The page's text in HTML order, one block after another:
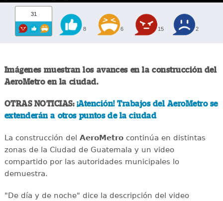
31
8 6 15 2
Imágenes muestran los avances en la construcción del
AeroMetro en la ciudad.
OTRAS NOTICIAS: ¡Atención! Trabajos del AeroMetro se
extenderán a otros puntos de la ciudad
La construcción del AeroMetrocontinúa en distintas
zonas de la Ciudad de Guatemala y un video
compartido por las autoridades municipales lo
demuestra.
"De día y de noche" dice la descripción del video